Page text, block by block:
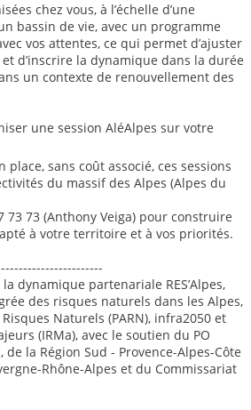
chez vous, à l’échelle d’une
bassin de vie, avec un programme
vos attentes, ce qui permet d’ajuster
d’inscrire la dynamique dans la durée
un contexte de renouvellement des
une session AléAlpes sur votre
sans coût associé, ces sessions
du massif des Alpes (Alpes du
73 73 (Anthony Veiga) pour construire
à votre territoire et à vos priorités.
dynamique partenariale RES’Alpes,
des risques naturels dans les Alpes,
Naturels (PARN), infra2050 et
(IRMa), avec le soutien du PO
de la Région Sud - Provence-Alpes-Côte
Rhône-Alpes et du Commissariat